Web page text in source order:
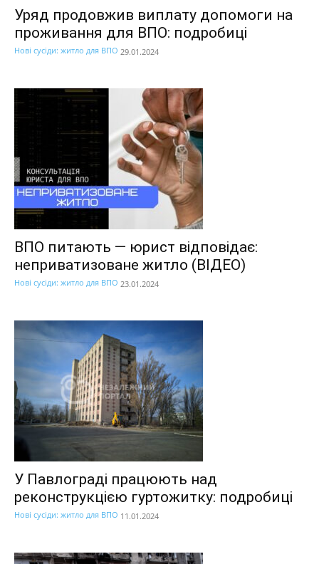
Уряд продовжив виплату допомоги на
проживання для ВПО: подробиці
Нові сусіди: житло для ВПО 29.01.2024
ВПО питають — юрист відповідає:
неприватизоване житло (ВІДЕО)
Нові сусіди: житло для ВПО 23.01.2024
У Павлограді працюють над
реконструкцією гуртожитку: подробиці
Нові сусіди: житло для ВПО 11.01.2024